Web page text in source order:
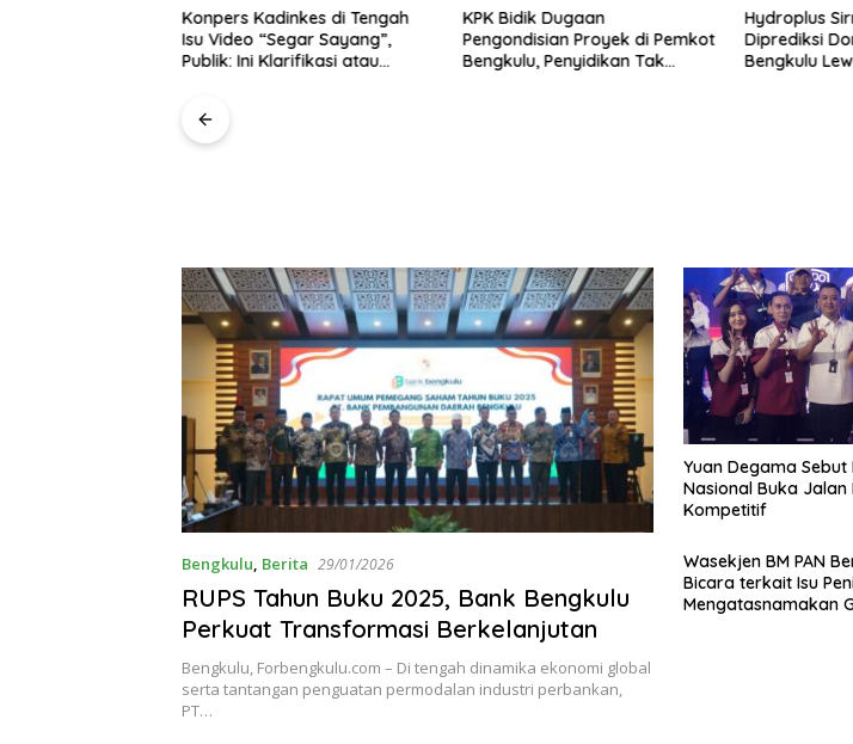
Konpers Kadinkes di Tengah
Isu Video “Segar Sayang”,
Publik: Ini Klarifikasi atau
KPK Bidik Dugaan
Pengondisian Proyek di Pemkot
Bengkulu, Penyidikan Tak
Hydroplus Sirnas B 2026
Diprediksi Dongkrak
Bengkulu Lewat Ribuan
Bengkulu, Berita 29/01/2026
RUPS Tahun Buku 2025, Bank Bengkulu
Perkuat Transformasi Berkelanjutan
Bengkulu, Forbengkulu.com – Di tengah dinamika ekonomi global
serta tantangan penguatan permodalan industri perbankan,
PT…
Yuan Degama
Nasional Buka Jalan
Kompetitif
Wasekjen BM PAN
Bicara terkait Isu
Mengatasnamakan